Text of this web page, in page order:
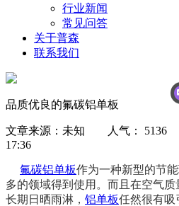
行业新闻
常见问答
关于普森
联系我们
品质优良的氟碳铝单板
文章来源：未知 人气： 5136
17:36
氟碳铝单板作为一种新型的节
多的领域得到使用。而且在空气
长期日晒雨淋， 铝单板任然很有吸